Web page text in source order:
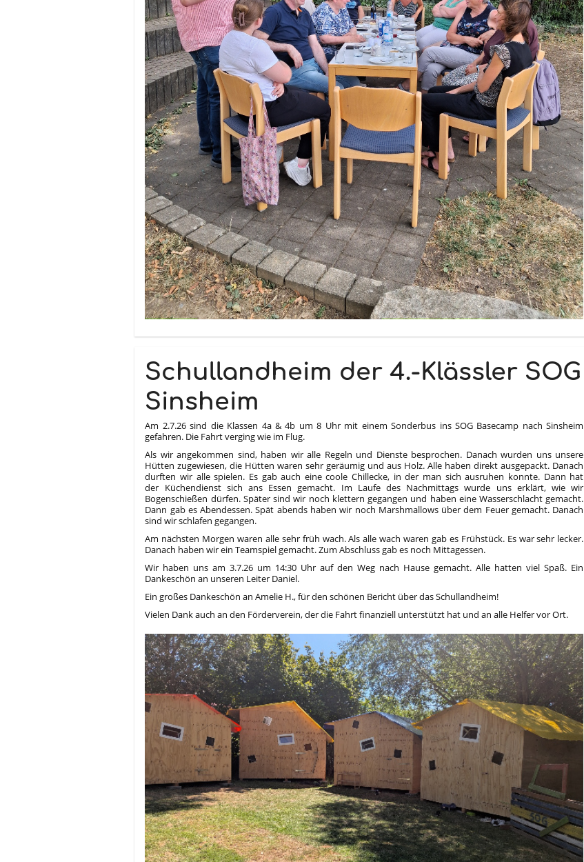
Schullandheim der 4.-Klässler SOG
Sinsheim
Am 2.7.26 sind die Klassen 4a & 4b um 8 Uhr mit einem Sonderbus ins SOG Basecamp nach Sinsheim
gefahren. Die Fahrt verging wie im Flug.
Als wir angekommen sind, haben wir alle Regeln und Dienste besprochen. Danach wurden uns unsere
Hütten zugewiesen, die Hütten waren sehr geräumig und aus Holz. Alle haben direkt ausgepackt. Danach
durften wir alle spielen. Es gab auch eine coole Chillecke, in der man sich ausruhen konnte. Dann hat
der Küchendienst sich ans Essen gemacht. Im Laufe des Nachmittags wurde uns erklärt, wie wir
Bogenschießen dürfen. Später sind wir noch klettern gegangen und haben eine Wasserschlacht gemacht.
Dann gab es Abendessen. Spät abends haben wir noch Marshmallows über dem Feuer gemacht. Danach
sind wir schlafen gegangen.
Am nächsten Morgen waren alle sehr früh wach. Als alle wach waren gab es Frühstück. Es war sehr lecker.
Danach haben wir ein Teamspiel gemacht. Zum Abschluss gab es noch Mittagessen.
Wir haben uns am 3.7.26 um 14:30 Uhr auf den Weg nach Hause gemacht. Alle hatten viel Spaß. Ein
Dankeschön an unseren Leiter Daniel.
Ein großes Dankeschön an Amelie H., für den schönen Bericht über das Schullandheim!
Vielen Dank auch an den Förderverein, der die Fahrt finanziell unterstützt hat und an alle Helfer vor Ort.